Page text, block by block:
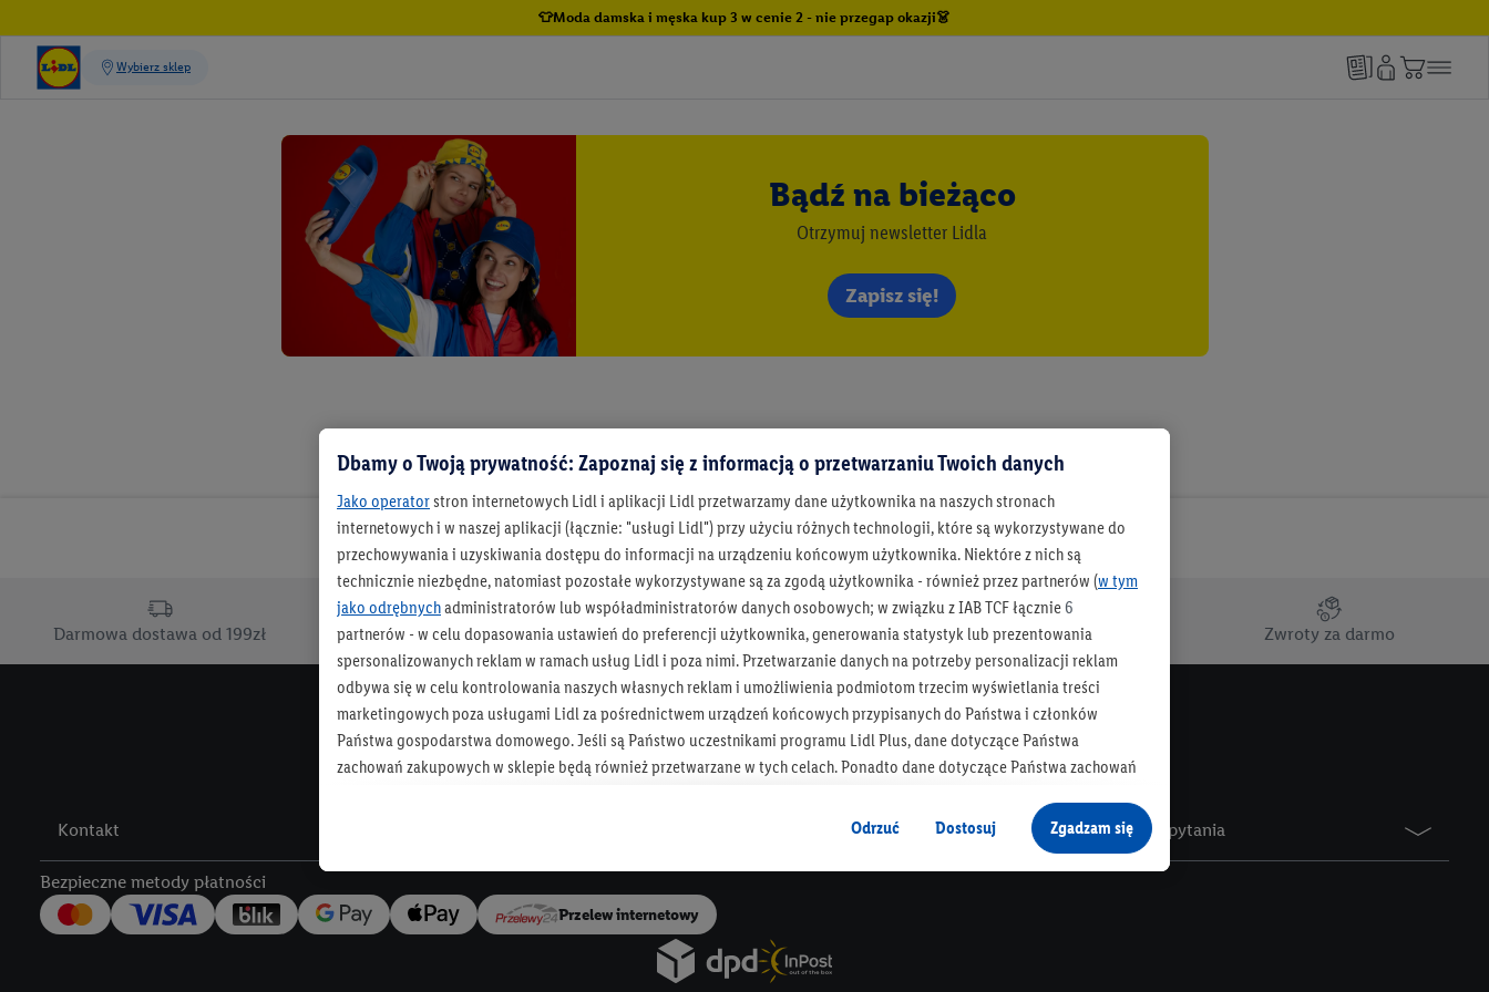
👕Moda damska i męska kup 3 w cenie 2 - nie przegap okazji👗
Bądź na bieżąco
Otrzymuj newsletter Lidla
Zapisz się!
ZAPISZ SIĘ!
Darmowa dostawa od 199zł Dostawa do urządzenia Paczkomat® 30 dni na zwrot towaru Zwroty za darmo
Newsletter Lidla
Bądź na bieżąco, otrzymuj najnowsze okazje!
Zapisz się
Kontakt Najczęściej zadawane pytania
Bezpieczne metody płatności
Przelew internetowy
Dbamy o Twoją prywatność: Zapoznaj się z informacją o przetwarzaniu Twoich danych
Jako operatorstron internetowych Lidl i aplikacji Lidl przetwarzamy dane użytkownika na naszych stronach
internetowych i w naszej aplikacji (łącznie: "usługi Lidl") przy użyciu różnych technologii, które są wykorzystywane do
przechowywania i uzyskiwania dostępu do informacji na urządzeniu końcowym użytkownika. Niektóre z nich są
technicznie niezbędne, natomiast pozostałe wykorzystywane są za zgodą użytkownika - również przez partnerów (w tym
jako odrębnychadministratorów lub współadministratorów danych osobowych; w związku z IAB TCF łącznie 6
partnerów - w celu dopasowania ustawień do preferencji użytkownika, generowania statystyk lub prezentowania
spersonalizowanych reklam w ramach usług Lidl i poza nimi. Przetwarzanie danych na potrzeby personalizacji reklam
odbywa się w celu kontrolowania naszych własnych reklam i umożliwienia podmiotom trzecim wyświetlania treści
marketingowych poza usługami Lidl za pośrednictwem urządzeń końcowych przypisanych do Państwa i członków
Państwa gospodarstwa domowego. Jeśli są Państwo uczestnikami programu Lidl Plus, dane dotyczące Państwa
zachowań zakupowych w sklepie będą również przetwarzane w tych celach. Ponadto dane dotyczące Państwa zachowań
jako niezależny administrator danych
Tworzenie spersonalizowanych reklam opiera się na generowaniu profili, które są również wzbogacane o dane z innych
usług. Obejmuje to łączenie danych (np. dotyczących korzystania z usług Lidl, zachowań zakupowych w usługach Lidl,
informacji z konta klienta - np. wieku lub płci - a także dokładnych danych dotyczących lokalizacji), również przez różne
urządzenia końcowe i usługi Lidl, w tym przechowywanie lub uzyskiwanie dostępu do informacji na urządzeniach
końcowych w celu tworzenia grup docelowych (tzw. segmentów). W związku z personalizacją treści marketingowych,
Odrzuć Dostosuj Zgadzam się